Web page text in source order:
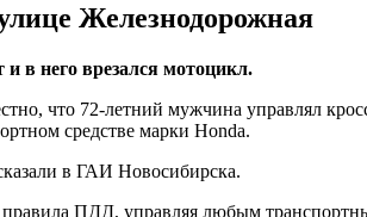
Железнодорожная
в него врезался мотоцикл.
что 72-летний мужчина управлял
средстве марки Honda.
в ГАИ Новосибирска.
ПДД, управляя любым